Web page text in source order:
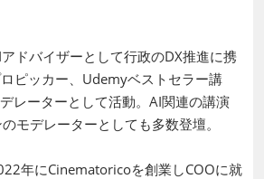
ドバイザーとして行政のDX推進に携
ピッカー、Udemyベストセラー講
レーターとして活動。AI関連の講演
モデレーターとしても多数登壇。
年にCinematoricoを創業しCOOに就